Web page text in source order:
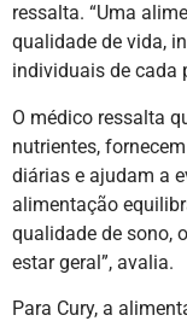
ressalta. “Uma
qualidade de vida,
individuais de cada
O médico ressalta
nutrientes,
diárias e ajudam a
alimentação
qualidade de sono,
estar geral”, avalia.
Para Cury, a